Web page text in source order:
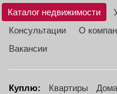
Каталог недвижимости
Консультации
О
Вакансии
Куплю: Квартиры